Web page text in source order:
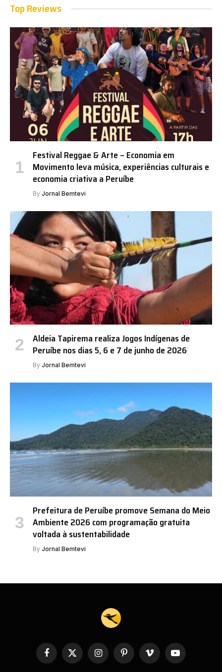
Top Reviews
Festival Reggae & Arte – Economia em
Movimento leva música, experiências culturais e
economia criativa a Peruíbe
By Jornal Bemtevi
Aldeia Tapirema realiza Jogos Indígenas de
Peruíbe nos dias 5, 6 e 7 de junho de 2026
By Jornal Bemtevi
Prefeitura de Peruíbe promove Semana do Meio
Ambiente 2026 com programação gratuita
voltada à sustentabilidade
By Jornal Bemtevi
Facebook
X
InstagramPinterestVimeo YouTube